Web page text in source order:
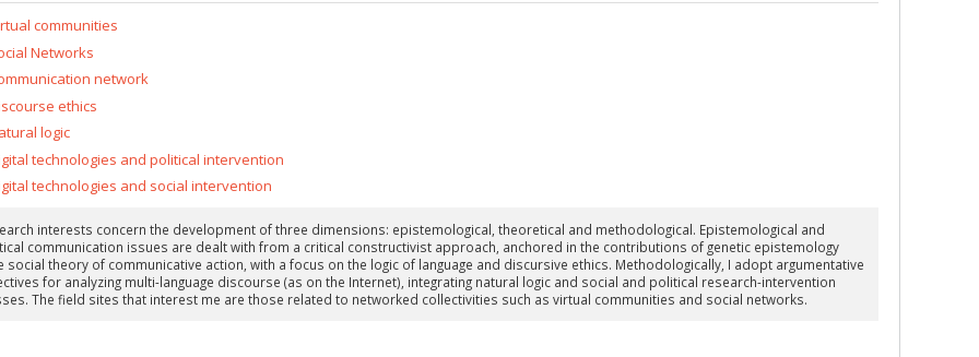
communities
Networks
network
ethics
logic
technologies and political intervention
technologies and social intervention
interests concern the development of three dimensions: epistemological, theoretical and methodological. Epistemological and
communication issues are dealt with from a critical constructivist approach, anchored in the contributions of genetic epistemology
social theory of communicative action, with a focus on the logic of language and discursive ethics. Methodologically, I adopt argumentative
for analyzing multi-language discourse (as on the Internet), integrating natural logic and social and political research-intervention
The field sites that interest me are those related to networked collectivities such as virtual communities and social networks.